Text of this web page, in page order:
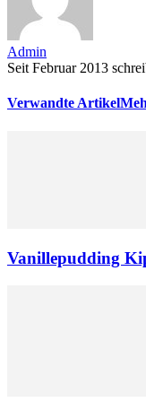
Admin
Seit Februar 2013
Verwandte Artikel
Vanillepudding